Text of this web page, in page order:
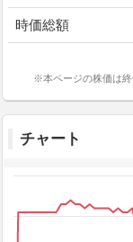
時価総額
※本ページの株価は終
チャート